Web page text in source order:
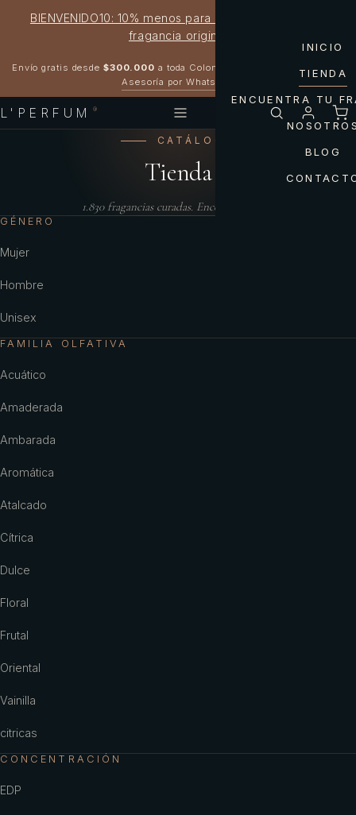
BIENVENIDO10: 10% menos para estrenar tu próxima
fragancia original
Envío gratis desde $300.000 a toda Colombia
Asesoría por WhatsApp
L'PERFUM ®
INICIO
TIENDA
ENCUENTRA TU
BLOG
CATÁLOGO
Tienda
1.830fragancias curadas. Encontrá la tuya.
GÉNERO
Mujer
Hombre
Unisex
FAMILIA OLFATIVA
Acuático
Amaderada
Ambarada
Aromática
Atalcado
Cítrica
Dulce
Floral
Frutal
Oriental
Vainilla
citricas
CONCENTRACIÓN
EDP